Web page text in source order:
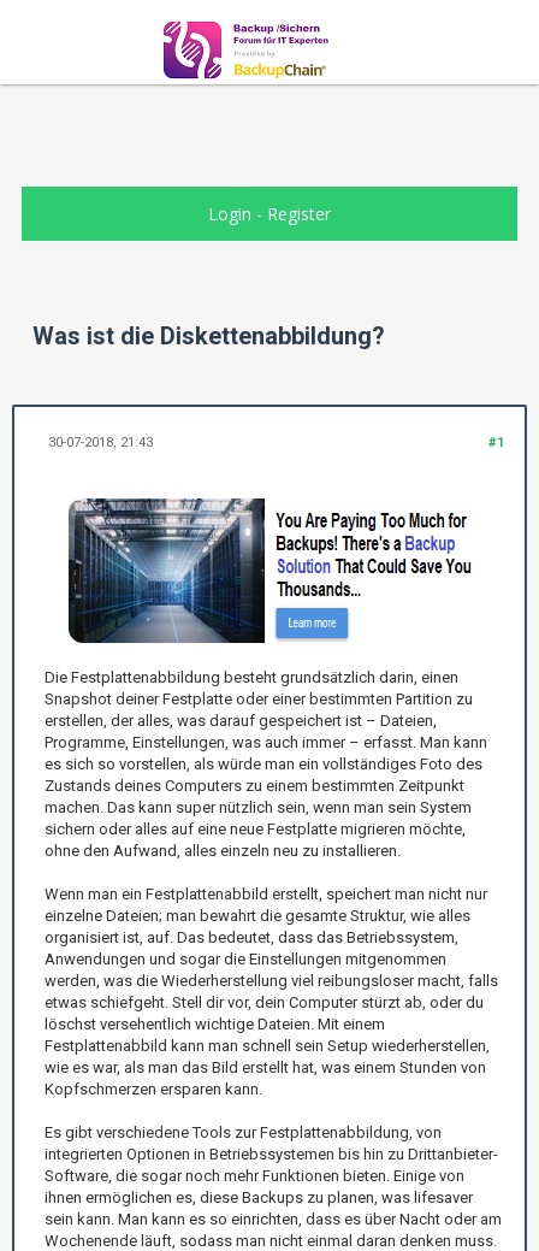
Login - Register
Was ist die Diskettenabbildung?
#1
30-07-2018, 21:43
Die Festplattenabbildung besteht grundsätzlich darin, einen
Snapshot deiner Festplatte oder einer bestimmten Partition zu
erstellen, der alles, was darauf gespeichert ist – Dateien,
Programme, Einstellungen, was auch immer – erfasst. Man kann
es sich so vorstellen, als würde man ein vollständiges Foto des
Zustands deines Computers zu einem bestimmten Zeitpunkt
machen. Das kann super nützlich sein, wenn man sein System
sichern oder alles auf eine neue Festplatte migrieren möchte,
ohne den Aufwand, alles einzeln neu zu installieren.
Wenn man ein Festplattenabbild erstellt, speichert man nicht nur
einzelne Dateien; man bewahrt die gesamte Struktur, wie alles
organisiert ist, auf. Das bedeutet, dass das Betriebssystem,
Anwendungen und sogar die Einstellungen mitgenommen
werden, was die Wiederherstellung viel reibungsloser macht, falls
etwas schiefgeht. Stell dir vor, dein Computer stürzt ab, oder du
löschst versehentlich wichtige Dateien. Mit einem
Festplattenabbild kann man schnell sein Setup wiederherstellen,
wie es war, als man das Bild erstellt hat, was einem Stunden von
Kopfschmerzen ersparen kann.
Es gibt verschiedene Tools zur Festplattenabbildung, von
integrierten Optionen in Betriebssystemen bis hin zu Drittanbieter-
Software, die sogar noch mehr Funktionen bieten. Einige von
ihnen ermöglichen es, diese Backups zu planen, was lifesaver
sein kann. Man kann es so einrichten, dass es über Nacht oder am
Wochenende läuft, sodass man nicht einmal daran denken muss.